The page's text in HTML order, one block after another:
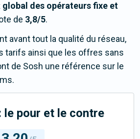
global des opérateurs fixe et
de 3,8/5.
avant tout la qualité du réseau,
tarifs ainsi que les offres sans
de Sosh une référence sur le
le pour et le contre